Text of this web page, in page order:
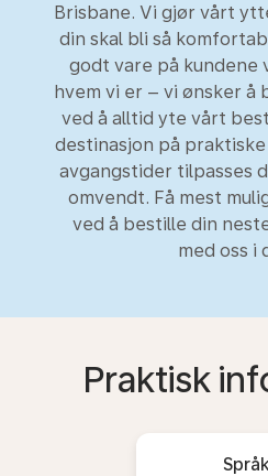
Brisbane. Vi gjør vårt
din skal bli så
godt vare på kundene
hvem vi er – vi ønsker å
ved å alltid yte vårt
destinasjon på
avgangstider tilpasses
omvendt. Få mest
ved å bestille din
med oss i
Praktisk
Språk